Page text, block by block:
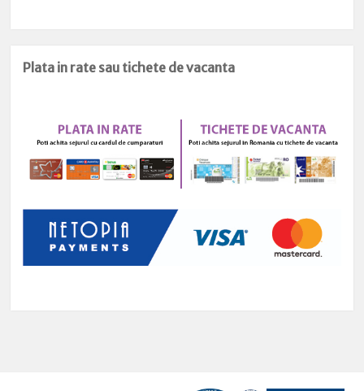
Plata in rate sau tichete de vacanta